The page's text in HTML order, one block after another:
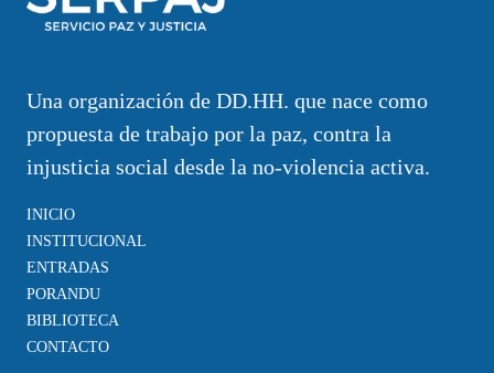
Una organización de DD.HH. que nace como
propuesta de trabajo por la paz, contra la
injusticia social desde la no-violencia activa.
INICIO
INSTITUCIONAL
ENTRADAS
PORANDU
BIBLIOTECA
CONTACTO